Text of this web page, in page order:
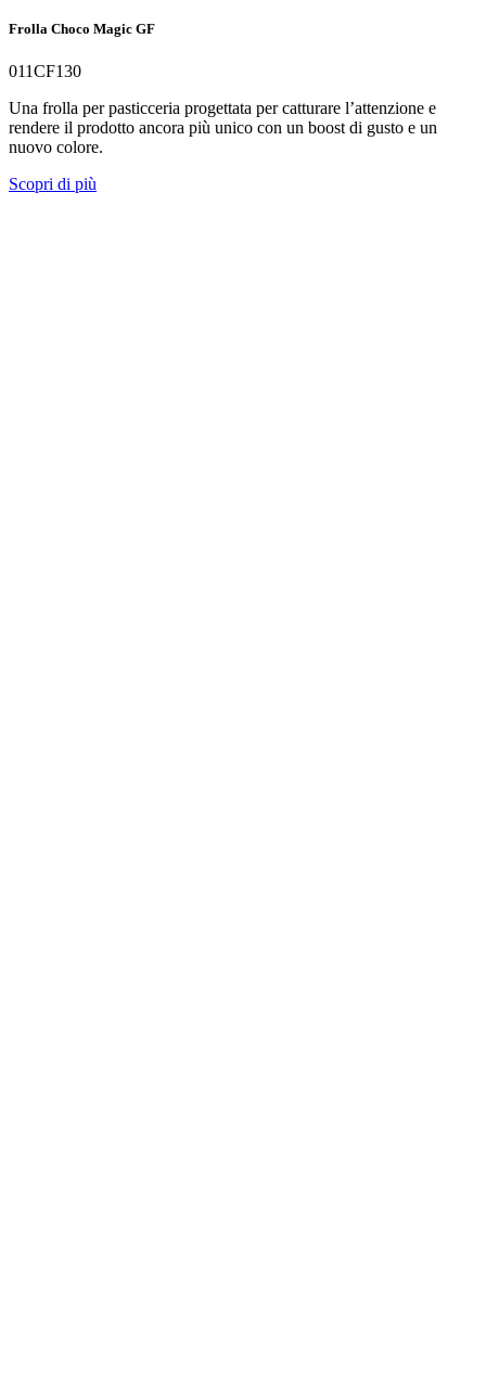
Frolla Choco Magic GF
011CF130
Una frolla per pasticceria progettata per catturare l’attenzione e
rendere il prodotto ancora più unico con un boost di gusto e un
nuovo colore.
Scopri di più